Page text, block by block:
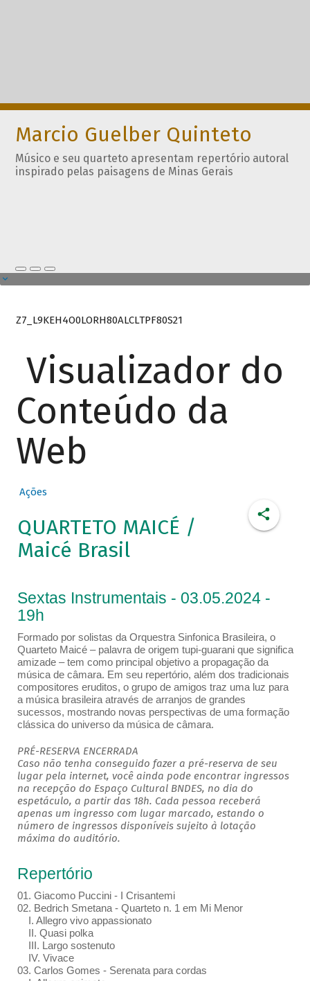
Marcio Guelber Quinteto
Músico e seu quarteto apresentam repertório autoral
inspirado pelas paisagens de Minas Gerais
Z7_L9KEH4O0LORH80ALCLTPF80S21
Visualizador do
Conteúdo da
Web
Ações
QUARTETO MAICÉ /
Maicé Brasil
Sextas Instrumentais - 03.05.2024 -
19h
Formado por solistas da Orquestra Sinfonica Brasileira, o
Quarteto Maicé – palavra de origem tupi-guarani que significa
amizade – tem como principal objetivo a propagação da
música de câmara. Em seu repertório, além dos tradicionais
compositores eruditos, o grupo de amigos traz uma luz para
a música brasileira através de arranjos de grandes
sucessos, mostrando novas perspectivas de uma formação
clássica do universo da música de câmara.
PRÉ-RESERVA ENCERRADA
Caso não tenha conseguido fazer a pré-reserva de seu
lugar pela internet, você ainda pode encontrar ingressos
na recepção do Espaço Cultural BNDES, no dia do
espetáculo, a partir das 18h. Cada pessoa receberá
apenas um ingresso com lugar marcado, estando o
número de ingressos disponíveis sujeito à lotação
máxima do auditório.
Repertório
01. Giacomo Puccini - I Crisantemi
02. Bedrich Smetana - Quarteto n. 1 em Mi Menor
I. Allegro vivo appassionato
II. Quasi polka
III. Largo sostenuto
IV. Vivace
03. Carlos Gomes - Serenata para cordas